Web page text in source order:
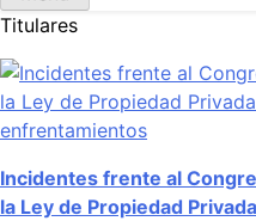
Titulares
Incidentes frente al
la Ley de Propiedad